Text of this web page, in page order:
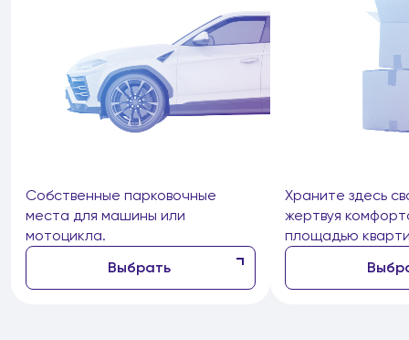
Собственные парковочные
места для машины или
мотоцикла.
Выбрать
Храните здесь
жертвуя
площадью